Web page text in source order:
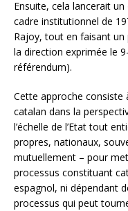
Ensuite, cela lancerait
cadre institutionnel de
Rajoy, tout en faisant un
la direction exprimée le
référendum).
Cette approche
catalan dans la
l’échelle de l’Etat tout
propres, nationaux,
mutuellement – pour
processus constituant
espagnol, ni dépendant
processus qui peut